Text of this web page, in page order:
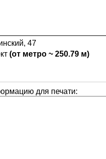
47
(от метро ~ 250.79 м)
для печати: